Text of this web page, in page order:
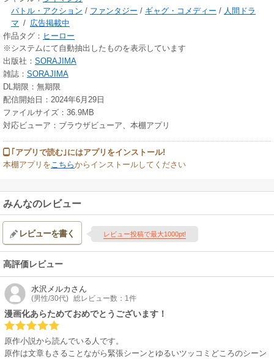
バトル・アクション / ファンタジー / ギャグ・コメディー / 人間ドラ
マ / 広告掲載中
作品タグ： ヒーロー
※システムにて自動抽出したものを表示しています
出版社： SORAJIMA
雑誌： SORAJIMA
DL期限：無期限
配信開始日：2024年6月29日
ファイルサイズ：36.9MB
対応ビューア：ブラウザビューア、本棚アプリ
｢アプリで読む｣にはアプリをインストール!
本棚アプリをこちらからインストールしてください
みんなのレビュー
レビューを書く レビュー投稿で最大1000pt!
高評価レビュー
水沢メルカ さん
(男性/30代) 総レビュー数：1件
漫画化あらためておめでとうございます！
原作小説から読んでいる人です。
原作は文章もさることながら緊張シーンとゆるいツッコミどころのシーン